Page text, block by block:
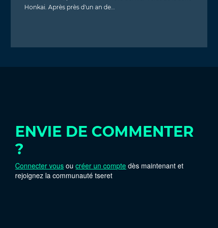
Honkai. Après près d'un an de…
ENVIE DE COMMENTER
?
Connecter vous oucréer un compte dès maintenant et
rejoignez la communauté tseret